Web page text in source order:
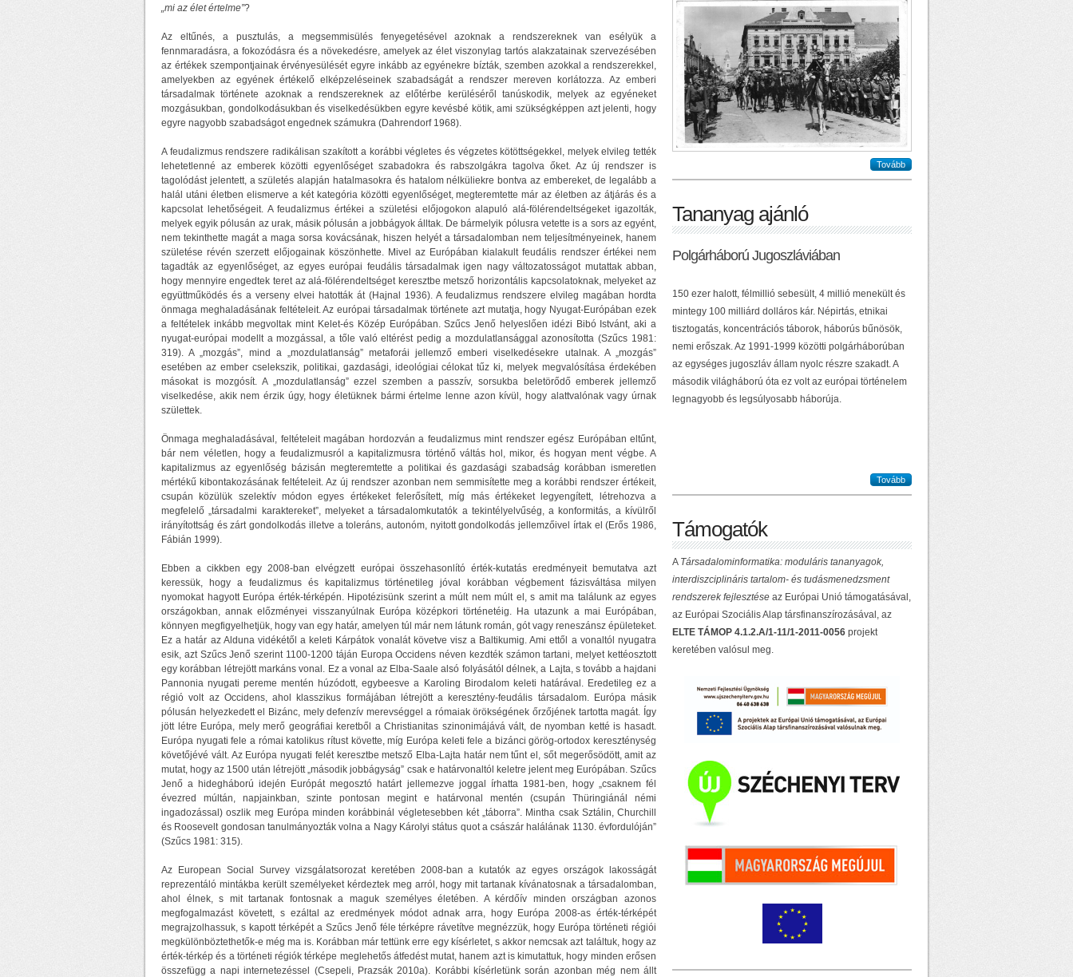
„mi az élet értelme”?
Az eltűnés, a pusztulás, a megsemmisülés fenyegetésével azoknak a rendszereknek van esélyük a
fennmaradásra, a fokozódásra és a növekedésre, amelyek az élet viszonylag tartós alakzatainak szervezésében
az értékek szempontjainak érvényesülését egyre inkább az egyénekre bízták, szemben azokkal a rendszerekkel,
amelyekben az egyének értékelő elképzeléseinek szabadságát a rendszer mereven korlátozza. Az emberi
társadalmak története azoknak a rendszereknek az előtérbe kerüléséről tanúskodik, melyek az egyéneket
mozgásukban, gondolkodásukban és viselkedésükben egyre kevésbé kötik, ami szükségképpen azt jelenti, hogy
egyre nagyobb szabadságot engednek számukra (Dahrendorf 1968).
A feudalizmus rendszere radikálisan szakított a korábbi végletes és végzetes kötöttségekkel, melyek elvileg tették
lehetetlenné az emberek közötti egyenlőséget szabadokra és rabszolgákra tagolva őket. Az új rendszer is
tagolódást jelentett, a születés alapján hatalmasokra és hatalom nélküliekre bontva az embereket, de legalább a
halál utáni életben elismerve a két kategória közötti egyenlőséget, megteremtette már az életben az átjárás és a
kapcsolat lehetőségeit. A feudalizmus értékei a születési előjogokon alapuló alá-fölérendeltségeket igazolták,
melyek egyik pólusán az urak, másik pólusán a jobbágyok álltak. De bármelyik pólusra vetette is a sors az egyént,
nem tekinthette magát a maga sorsa kovácsának, hiszen helyét a társadalomban nem teljesítményeinek, hanem
születése révén szerzett előjogainak köszönhette. Mivel az Európában kialakult feudális rendszer értékei nem
tagadták az egyenlőséget, az egyes európai feudális társadalmak igen nagy változatosságot mutattak abban,
hogy mennyire engedtek teret az alá-fölérendeltséget keresztbe metsző horizontális kapcsolatoknak, melyeket az
együttműködés és a verseny elvei hatották át (Hajnal 1936). A feudalizmus rendszere elvileg magában hordta
önmaga meghaladásának feltételeit. Az európai társadalmak története azt mutatja, hogy Nyugat-Európában ezek
a feltételek inkább megvoltak mint Kelet-és Közép Európában. Szűcs Jenő helyeslően idézi Bibó Istvánt, aki a
nyugat-európai modellt a mozgással, a tőle való eltérést pedig a mozdulatlansággal azonosította (Szűcs 1981:
319). A „mozgás”, mind a „mozdulatlanság” metaforái jellemző emberi viselkedésekre utalnak. A „mozgás”
esetében az ember cselekszik, politikai, gazdasági, ideológiai célokat tűz ki, melyek megvalósítása érdekében
másokat is mozgósít. A „mozdulatlanság” ezzel szemben a passzív, sorsukba beletörődő emberek jellemző
viselkedése, akik nem érzik úgy, hogy életüknek bármi értelme lenne azon kívül, hogy alattvalónak vagy úrnak
születtek.
Önmaga meghaladásával, feltételeit magában hordozván a feudalizmus mint rendszer egész Európában eltűnt,
bár nem véletlen, hogy a feudalizmusról a kapitalizmusra történő váltás hol, mikor, és hogyan ment végbe. A
kapitalizmus az egyenlőség bázisán megteremtette a politikai és gazdasági szabadság korábban ismeretlen
mértékű kibontakozásának feltételeit. Az új rendszer azonban nem semmisítette meg a korábbi rendszer értékeit,
csupán közülük szelektív módon egyes értékeket felerősített, míg más értékeket legyengített, létrehozva a
megfelelő „társadalmi karaktereket”, melyeket a társadalomkutatók a tekintélyelvűség, a konformitás, a kívülről
irányítottság és zárt gondolkodás illetve a toleráns, autonóm, nyitott gondolkodás jellemzőivel írtak el (Erős 1986,
Fábián 1999).
Ebben a cikkben egy 2008-ban elvégzett európai összehasonlító érték-kutatás eredményeit bemutatva azt
keressük, hogy a feudalizmus és kapitalizmus történetileg jóval korábban végbement fázisváltása milyen
nyomokat hagyott Európa érték-térképén. Hipotézisünk szerint a múlt nem múlt el, s amit ma találunk az egyes
országokban, annak előzményei visszanyúlnak Európa középkori történetéig. Ha utazunk a mai Európában,
könnyen megfigyelhetjük, hogy van egy határ, amelyen túl már nem látunk román, gót vagy reneszánsz épületeket.
Ez a határ az Alduna vidékétől a keleti Kárpátok vonalát követve visz a Baltikumig. Ami ettől a vonaltól nyugatra
esik, azt Szűcs Jenő szerint 1100-1200 táján Europa Occidens néven kezdték számon tartani, melyet kettéosztott
egy korábban létrejött markáns vonal. Ez a vonal az Elba-Saale alsó folyásától délnek, a Lajta, s tovább a hajdani
Pannonia nyugati pereme mentén húzódott, egybeesve a Karoling Birodalom keleti határával. Eredetileg ez a
régió volt az Occidens, ahol klasszikus formájában létrejött a keresztény-feudális társadalom. Európa másik
pólusán helyezkedett el Bizánc, mely defenzív merevséggel a rómaiak örökségének őrzőjének tartotta magát. Így
jött létre Európa, mely merő geográfiai keretből a Christianitas szinonimájává vált, de nyomban ketté is hasadt.
Európa nyugati fele a római katolikus rítust követte, míg Európa keleti fele a bizánci görög-ortodox kereszténység
követőjévé vált. Az Európa nyugati felét keresztbe metsző Elba-Lajta határ nem tűnt el, sőt megerősödött, amit az
mutat, hogy az 1500 után létrejött „második jobbágyság” csak e határvonaltól keletre jelent meg Európában. Szűcs
Jenő a hidegháború idején Európát megosztó határt jellemezve joggal írhatta 1981-ben, hogy „csaknem fél
évezred múltán, napjainkban, szinte pontosan megint e határvonal mentén (csupán Thüringiánál némi
ingadozással) oszlik meg Európa minden korábbinál végletesebben két „táborra”. Mintha csak Sztálin, Churchill
és Roosevelt gondosan tanulmányozták volna a Nagy Károlyi státus quot a császár halálának 1130. évfordulóján”
(Szűcs 1981: 315).
Az European Social Survey vizsgálatsorozat keretében 2008-ban a kutatók az egyes országok lakosságát
reprezentáló mintákba került személyeket kérdeztek meg arról, hogy mit tartanak kívánatosnak a társadalomban,
ahol élnek, s mit tartanak fontosnak a maguk személyes életében. A kérdőív minden országban azonos
megfogalmazást követett, s ezáltal az eredmények módot adnak arra, hogy Európa 2008-as érték-térképét
megrajzolhassuk, s kapott térképét a Szűcs Jenő féle térképre rávetítve megnézzük, hogy Európa történeti régiói
megkülönböztethetők-e még ma is. Korábban már tettünk erre egy kísérletet, s akkor nemcsak azt találtuk, hogy az
érték-térkép és a történeti régiók térképe meglehetős átfedést mutat, hanem azt is kimutattuk, hogy minden erősen
összefügg a napi internetezéssel (Csepeli, Prazsák 2010a). Korábbi kísérletünk során azonban még nem állt
Tovább
Tananyag ajánló
Polgárháború Jugoszláviában
150 ezer halott, félmillió sebesült, 4 millió menekült és
mintegy 100 milliárd dolláros kár. Népirtás, etnikai
tisztogatás, koncentrációs táborok, háborús bűnösök,
nemi erőszak. Az 1991-1999 közötti polgárháborúban
az egységes jugoszláv állam nyolc részre szakadt. A
második világháború óta ez volt az európai történelem
legnagyobb és legsúlyosabb háborúja.
Tovább
Támogatók
A Társadalominformatika: moduláris tananyagok,
interdiszciplináris tartalom- és tudásmenedzsment
rendszerek fejlesztése az Európai Unió támogatásával,
az Európai Szociális Alap társfinanszírozásával, az
ELTE TÁMOP 4.1.2.A/1-11/1-2011-0056 projekt
keretében valósul meg.